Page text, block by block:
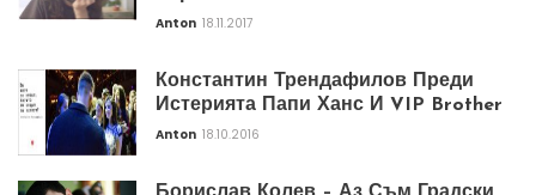
Anton 18.11.2017
Константин Трендафилов Преди
Истерията Папи Ханс И VIP Brother
Anton 18.10.2016